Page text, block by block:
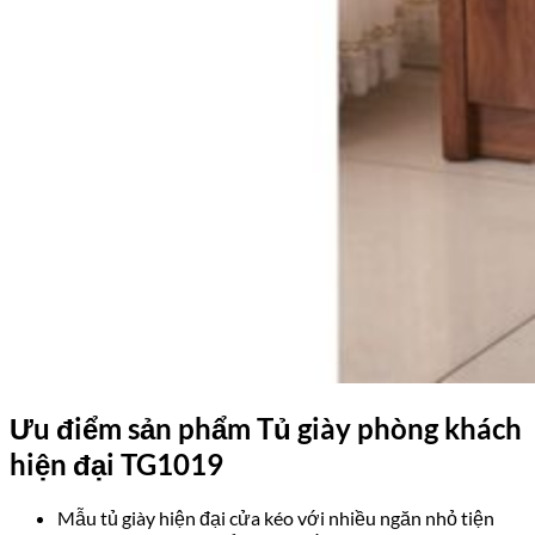
Ưu điểm sản phẩm Tủ giày phòng khách
hiện đại TG1019
Mẫu tủ giày hiện đại cửa kéo với nhiều ngăn nhỏ tiện